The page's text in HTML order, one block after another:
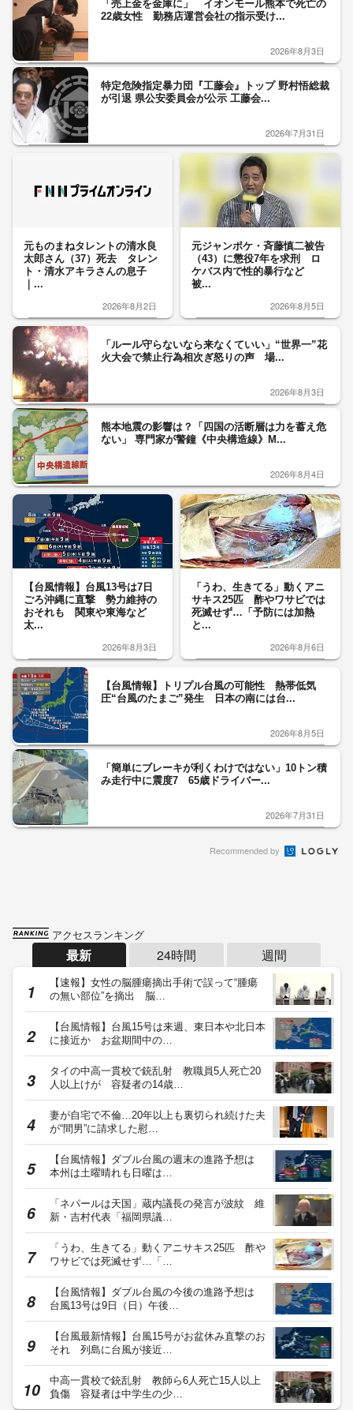
「売上金を金庫に」 イオンモール熊本で死亡の
22歳女性 勤務店運営会社の指示受け...
2026年8月3日
特定危険指定暴力団『工藤会』トップ 野村悟総裁
が引退 県公安委員会が公示 工藤会...
2026年7月31日
元ものまねタレントの清水良
太郎さん（37）死去 タレン
ト・清水アキラさんの息子
｜...
2026年8月2日
元ジャンポケ・斉藤慎二被告
（43）に懲役7年を求刑 ロ
ケバス内で性的暴行など
被...
2026年8月5日
「ルール守らないなら来なくていい」“世界一”花
火大会で禁止行為相次ぎ怒りの声 場...
2026年8月3日
熊本地震の影響は？「四国の活断層は力を蓄え危
ない」 専門家が警鐘《中央構造線》M...
2026年8月4日
【台風情報】台風13号は7日
ごろ沖縄に直撃 勢力維持の
おそれも 関東や東海など
太...
2026年8月3日
「うわ、生きてる」動くアニ
サキス25匹 酢やワサビでは
死滅せず…「予防には加熱
と...
2026年8月6日
【台風情報】トリプル台風の可能性 熱帯低気
圧“台風のたまご”発生 日本の南には台...
2026年8月5日
「簡単にブレーキが利くわけではない」10トン積
み走行中に震度7 65歳ドライバー...
2026年7月31日
Recommended by
アクセスランキング
最新 24時間 週間
【速報】女性の脳腫瘍摘出手術で誤って“腫瘍
の無い部位”を摘出 脳…
【台風情報】台風15号は来週、東日本や北日本
に接近か お盆期間中の…
タイの中高一貫校で銃乱射 教職員5人死亡20
人以上けが 容疑者の14歳…
妻が自宅で不倫…20年以上も裏切られ続けた夫
が“間男”に請求した慰…
【台風情報】ダブル台風の週末の進路予想は
本州は土曜晴れも日曜は…
「ネパールは天国」蔵内議長の発言が波紋 維
新・吉村代表「福岡県議…
「うわ、生きてる」動くアニサキス25匹 酢や
ワサビでは死滅せず…「…
【台風情報】ダブル台風の今後の進路予想は
台風13号は9日（日）午後…
【台風最新情報】台風15号がお盆休み直撃のお
それ 列島に台風が接近…
中高一貫校で銃乱射 教師ら6人死亡15人以上
負傷 容疑者は中学生の少…